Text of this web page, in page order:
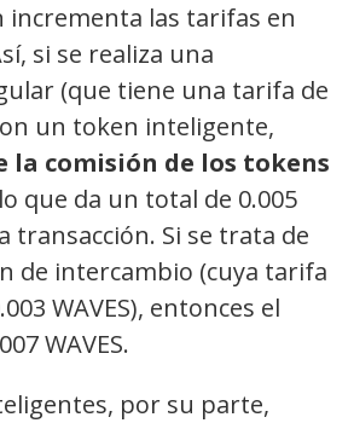
incrementa las tarifas en
si se realiza una
(que tiene una tarifa de
un token inteligente,
la comisión de los tokens
que da un total de 0.005
transacción. Si se trata de
de intercambio (cuya tarifa
WAVES), entonces el
WAVES.
por su parte,